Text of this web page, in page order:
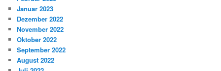
Januar 2023
Dezember 2022
November 2022
Oktober 2022
September 2022
August 2022